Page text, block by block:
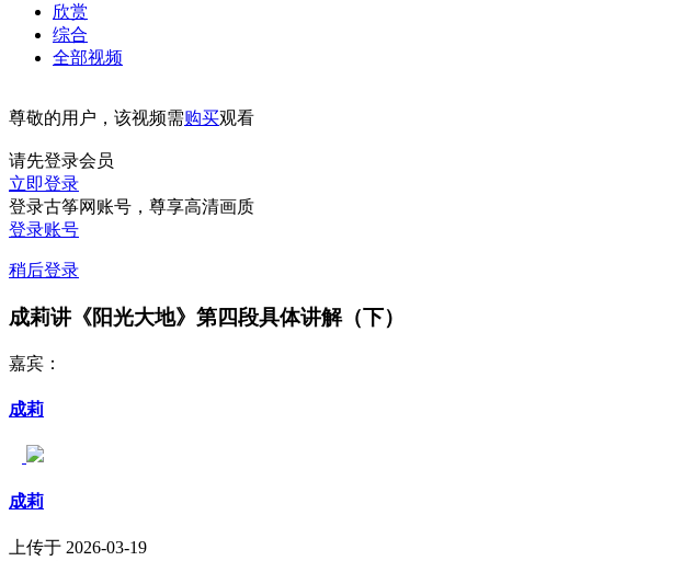
欣赏
综合
全部视频
尊敬的用户，该视频需购买观看
请先登录会员
立即登录
登录古筝网账号，尊享高清画质
登录账号
稍后登录
成莉讲《阳光大地》第四段具体讲解（下）
嘉宾：
成莉
成莉
上传于 2026-03-19